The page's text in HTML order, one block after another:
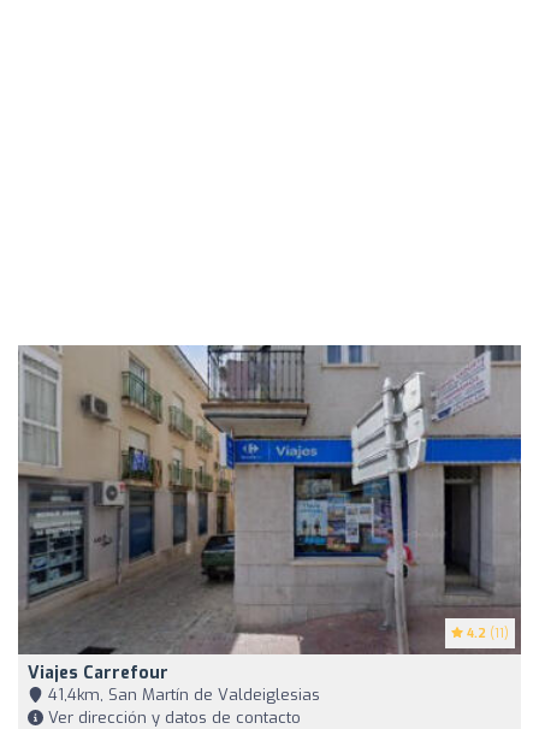
4.2 (11)
Viajes Carrefour
41,4km, San Martín de Valdeiglesias
Ver dirección y datos de contacto